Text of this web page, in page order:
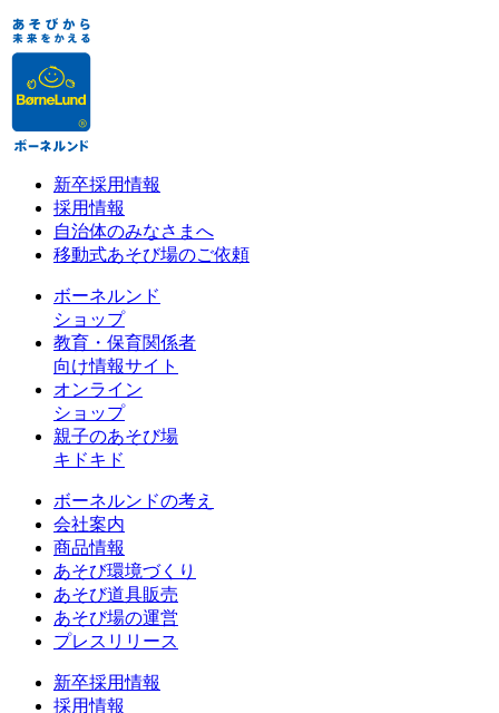
新卒採用情報
採用情報
自治体のみなさまへ
移動式あそび場のご依頼
ボーネルンド
ショップ
教育・保育関係者
向け情報サイト
オンライン
ショップ
親子のあそび場
キドキド
ボーネルンドの考え
会社案内
商品情報
あそび環境づくり
あそび道具販売
あそび場の運営
プレスリリース
新卒採用情報
採用情報